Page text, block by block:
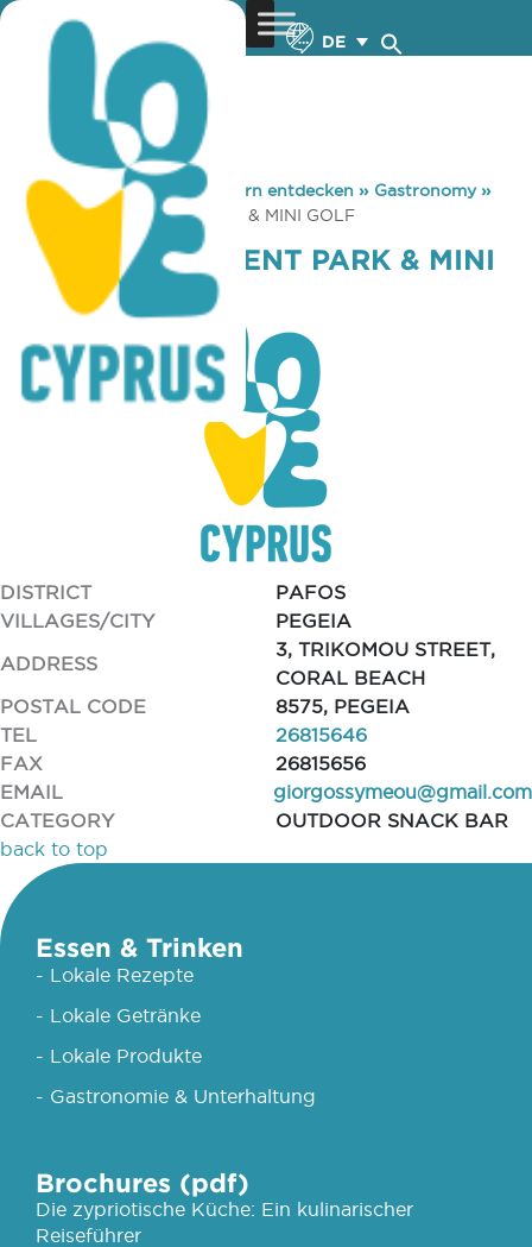
DE
You are here: Home »Zypern entdecken » Gastronomy»
ITHAKI AMUSEMENT PARK & MINI GOLF
ITHAKI AMUSEMENT PARK & MINI
GOLF
DISTRICT
PAFOS
VILLAGES/CITY
PEGEIA
ADDRESS
3, TRIKOMOU STREET,
CORAL BEACH
POSTAL CODE
8575, PEGEIA
TEL
26815646
FAX
26815656
EMAIL
giorgossymeou@gmail.com
CATEGORY
OUTDOOR SNACK BAR
back to top
Essen & Trinken
- Lokale Rezepte
- Lokale Getränke
- Lokale Produkte
- Gastronomie & Unterhaltung
Brochures (pdf)
Die zypriotische Küche: Ein kulinarischer
Reiseführer